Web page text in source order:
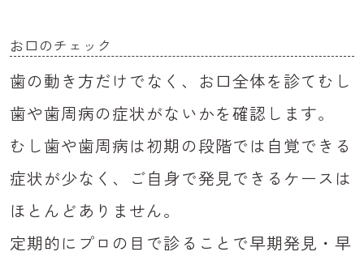
お口のチェック
歯の動き方だけでなく、お口全体を診てむし
歯や歯周病の症状がないかを確認します。
むし歯や歯周病は初期の段階では自覚できる
症状が少なく、ご自身で発見できるケースは
ほとんどありません。
定期的にプロの目で診ることで早期発見・早